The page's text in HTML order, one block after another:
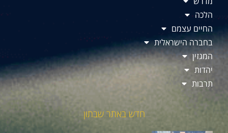
הלכה
החיים עצמם
בחברה הישראלית
המגזין
יהדות
תרבות
חדש באתר שבתון